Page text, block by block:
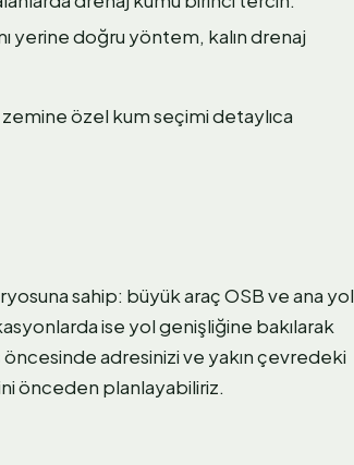
yerine doğru yöntem, kalın drenaj
zemine özel kum seçimi detaylıca
sahip: büyük araç OSB ve ana yol
ise yol genişliğine bakılarak
adresinizi ve yakın çevredeki
önceden planlayabiliriz.